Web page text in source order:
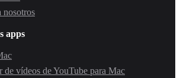
nosotros
apps
de vídeos de YouTube para Mac